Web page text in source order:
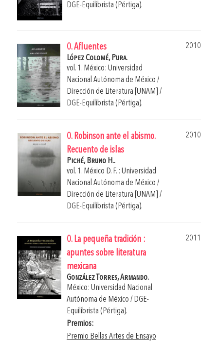
DGE-Equilibrista (Pértiga).
0. Afluentes
2010
López Colomé, Pura.
vol. 1. México: Universidad
Nacional Autónoma de México /
Dirección de Literatura [UNAM] /
DGE-Equilibrista (Pértiga).
0. Robinson ante el abismo.
Recuento de islas
2010
Piché, Bruno H..
vol. 1. México D. F. : Universidad
Nacional Autónoma de México /
Dirección de Literatura [UNAM] /
DGE-Equilibrista (Pértiga).
0. La pequeña tradición :
apuntes sobre literatura
mexicana
2011
González Torres, Armando.
México: Universidad Nacional
Autónoma de México / DGE-
Equilibrista (Pértiga).
Premios:
Premio Bellas Artes de Ensayo